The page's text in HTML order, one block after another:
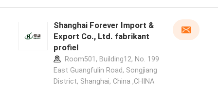
Shanghai Forever Import &
Export Co., Ltd. fabrikant
profiel
Room501, Building12, No. 199
East Guangfulin Road, Songjiang
District, Shanghai, China ,CHINA